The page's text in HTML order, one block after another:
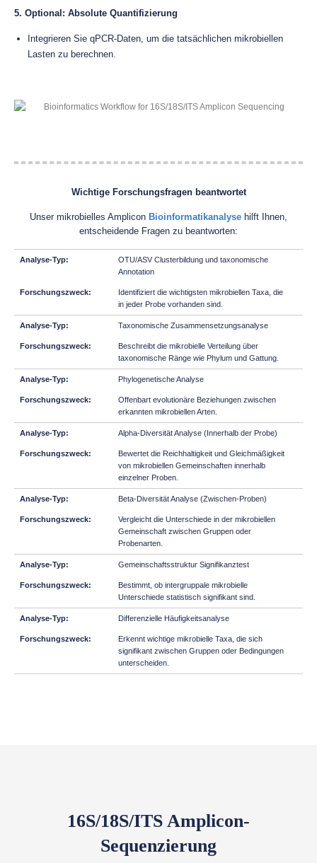
5. Optional: Absolute Quantifizierung
Integrieren Sie qPCR-Daten, um die tatsächlichen mikrobiellen
Lasten zu berechnen.
Wichtige Forschungsfragen beantwortet
Unser mikrobielles Amplicon Bioinformatikanalyse hilft Ihnen,
entscheidende Fragen zu beantworten:
OTU/ASV Clusterbildung und taxonomische
Annotation
Identifiziert die wichtigsten mikrobiellen Taxa, die
in jeder Probe vorhanden sind.
Taxonomische Zusammensetzungsanalyse
Beschreibt die mikrobielle Verteilung über
taxonomische Ränge wie Phylum und Gattung.
Phylogenetische Analyse
Offenbart evolutionäre Beziehungen zwischen
erkannten mikrobiellen Arten.
Alpha-Diversität Analyse (Innerhalb der Probe)
Bewertet die Reichhaltigkeit und Gleichmäßigkeit
von mikrobiellen Gemeinschaften innerhalb
einzelner Proben.
Beta-Diversität Analyse (Zwischen-Proben)
Vergleicht die Unterschiede in der mikrobiellen
Gemeinschaft zwischen Gruppen oder
Probenarten.
Gemeinschaftsstruktur Signifikanztest
Bestimmt, ob intergruppale mikrobielle
Unterschiede statistisch signifikant sind.
Differenzielle Häufigkeitsanalyse
Erkennt wichtige mikrobielle Taxa, die sich
signifikant zwischen Gruppen oder Bedingungen
unterscheiden.
16S/18S/ITS Amplicon-
Sequenzierung